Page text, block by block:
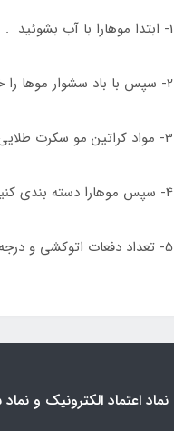
1- ابتدا موهارا با آب بشوئید .
2- سپس با باد سشوار موها را خشک کنید .
3- مواد کراتین مو سکرت طلایی را از 1 سانتی ریشه تا نوک موها با برس بزنید ، باتوجه به جنس مو بین ۳۰ تا ۴۵ دقیقه مکث دهید .
4- سپس موهارا دسته بندی کنید و اتو کشی کنید .
5- تعداد دفعات اتوکشی و درجه حرارت اتو بستگی به جنس مو باید انتخاب شود .
نماد اعتماد الکترونیک و